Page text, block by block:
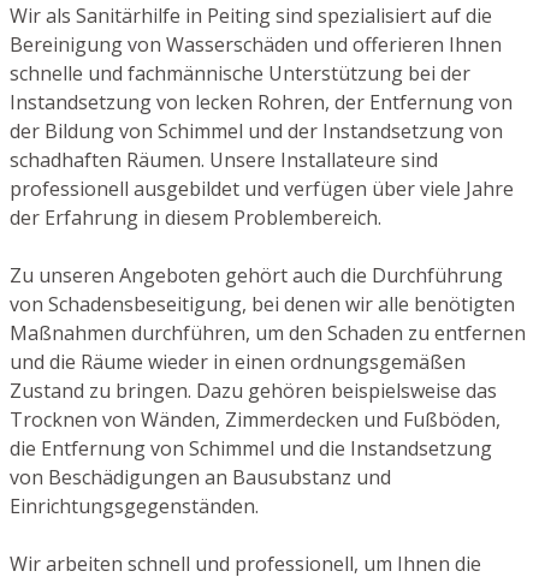
Wir als Sanitärhilfe in Peiting sind spezialisiert auf die
Bereinigung von Wasserschäden und offerieren Ihnen
schnelle und fachmännische Unterstützung bei der
Instandsetzung von lecken Rohren, der Entfernung von
der Bildung von Schimmel und der Instandsetzung von
schadhaften Räumen. Unsere Installateure sind
professionell ausgebildet und verfügen über viele Jahre
der Erfahrung in diesem Problembereich.
Zu unseren Angeboten gehört auch die Durchführung
von Schadensbeseitigung, bei denen wir alle benötigten
Maßnahmen durchführen, um den Schaden zu entfernen
und die Räume wieder in einen ordnungsgemäßen
Zustand zu bringen. Dazu gehören beispielsweise das
Trocknen von Wänden, Zimmerdecken und Fußböden,
die Entfernung von Schimmel und die Instandsetzung
von Beschädigungen an Bausubstanz und
Einrichtungsgegenständen.
Wir arbeiten schnell und professionell, um Ihnen die